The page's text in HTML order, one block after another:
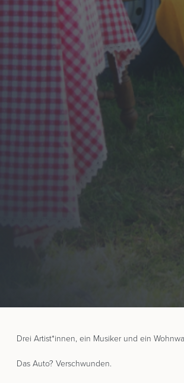
Drei Artist*innen, ein Musiker und ein
Das Auto? Verschwunden.